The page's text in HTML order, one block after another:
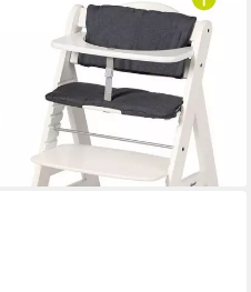
Set - White, Holz Babystuhl
Sitzkissen, Essbrett